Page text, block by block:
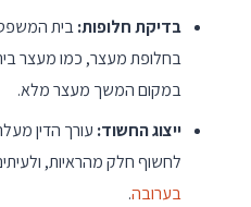
בדיקת חלופות:בית
בחלופת מעצר, כמו מעצר
במקום המשך מעצר מלא.
ייצוג החשוד: עורך הדין
לחשוף חלק מהראיות,
בערובה.